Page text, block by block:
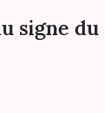
signe du